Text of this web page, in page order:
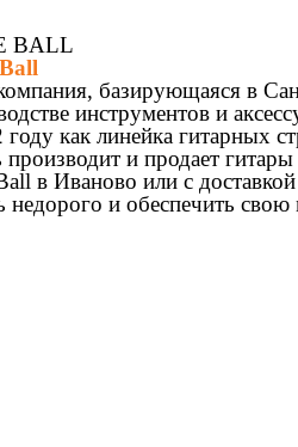
BALL
базирующаяся в
инструментов и
году как линейка гитарных
производит и продает
в Иваново или с
недорого и обеспечить